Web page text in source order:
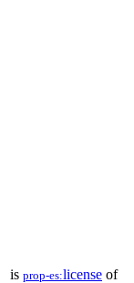
is prop-es:license of